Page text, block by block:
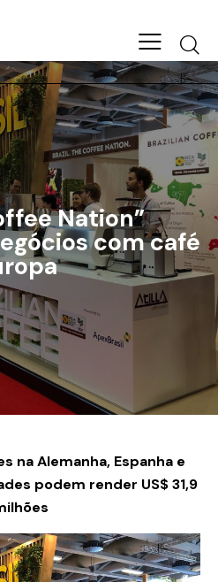
Nation”
com café
na Alemanha, Espanha e
podem render US$ 31,9